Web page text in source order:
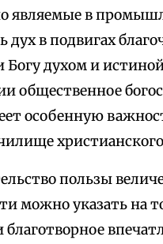
являемые в
дух в подвигах
Богу духом и
общественное
особенную
пользы
можно указать на
благотворное